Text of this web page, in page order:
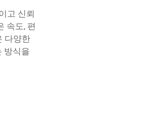
고 신뢰
속도, 편
다양한
방식을